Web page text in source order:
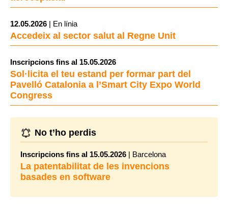
12.05.2026 | En línia
Accedeix al sector salut al Regne Unit
Inscripcions fins al 15.05.2026
Sol·licita el teu estand per formar part del
Pavelló Catalonia a l’Smart City Expo World
Congress
No t’ho perdis
Inscripcions fins al 15.05.2026 | Barcelona
La patentabilitat de les invencions
basades en software